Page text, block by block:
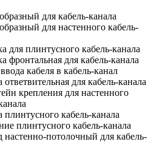
для кабель-канала
для настенного кабель-
для плинтусного кабель-канала
фронтальная для кабель-канала
кабеля в кабель-канал
ответвительная для кабель-канала
крепления для настенного
кабель-канала
плинтусного кабель-канала
настенно-потолочный для кабель-